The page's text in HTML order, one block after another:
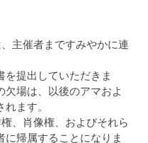
主催者まですみやかに連
を提出していただきま
場は、以後のアマおよ
ます。
、肖像権、およびそれら
帰属することになりま